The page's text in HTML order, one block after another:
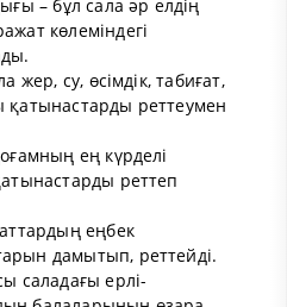
– бұл сала әр елдің
көлеміндегі
жер, су, өсімдік, табиғат,
қатынастарды реттеумен
ең күрделі
реттеп
еңбек
дамытып, реттейді.
саладағы ерлі-